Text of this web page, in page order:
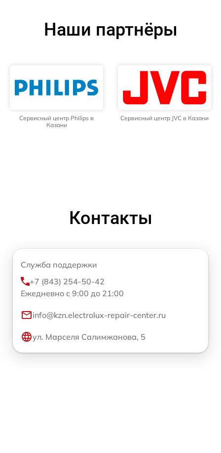
Наши партнёры
Сервисный центр Philips в
Казани
Сервисный центр JVC в Казани
Контакты
Служба поддержки
+7 (843) 254-50-42
Ежедневно с 9:00 до 21:00
info@kzn.electrolux-repair-center.ru
ул. Марселя Салимжанова, 5